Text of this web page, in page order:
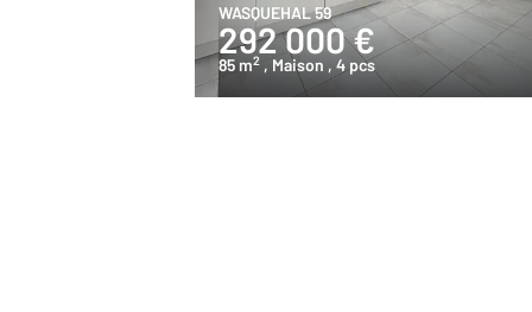
WASQUEHAL 59
292 000 €
85 m2 , Maison , 4 pcs